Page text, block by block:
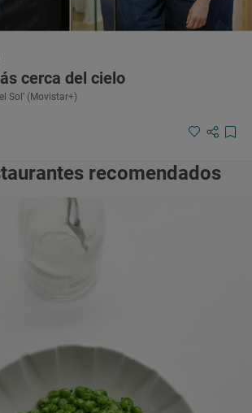
cerca del cielo
Sol’ (Movistar+)
recomendados